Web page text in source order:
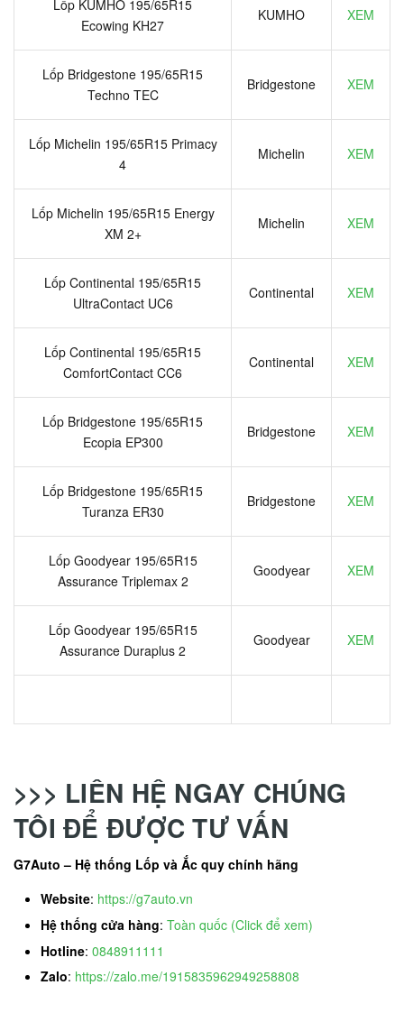
Lốp KUMHO 195/65R15
Ecowing KH27
KUMHO XEM
Lốp Bridgestone 195/65R15
Techno TEC
Bridgestone XEM
Lốp Michelin 195/65R15 Primacy
4
Michelin XEM
Lốp Michelin 195/65R15 Energy
XM 2+
Michelin XEM
Lốp Continental 195/65R15
UltraContact UC6
Continental XEM
Lốp Continental 195/65R15
ComfortContact CC6
Continental XEM
Lốp Bridgestone 195/65R15
Ecopia EP300
Bridgestone XEM
Lốp Bridgestone 195/65R15
Turanza ER30
Bridgestone XEM
Lốp Goodyear 195/65R15
Assurance Triplemax 2
Goodyear XEM
Lốp Goodyear 195/65R15
Assurance Duraplus 2
Goodyear XEM
>>> LIÊN HỆ NGAY CHÚNG
TÔI ĐỂ ĐƯỢC TƯ VẤN
G7Auto – Hệ thống Lốp và Ắc quy chính hãng
Website: https://g7auto.vn
Hệ thống cửa hàng: Toàn quốc (Click để xem)
Hotline: 0848911111
Zalo: https://zalo.me/1915835962949258808